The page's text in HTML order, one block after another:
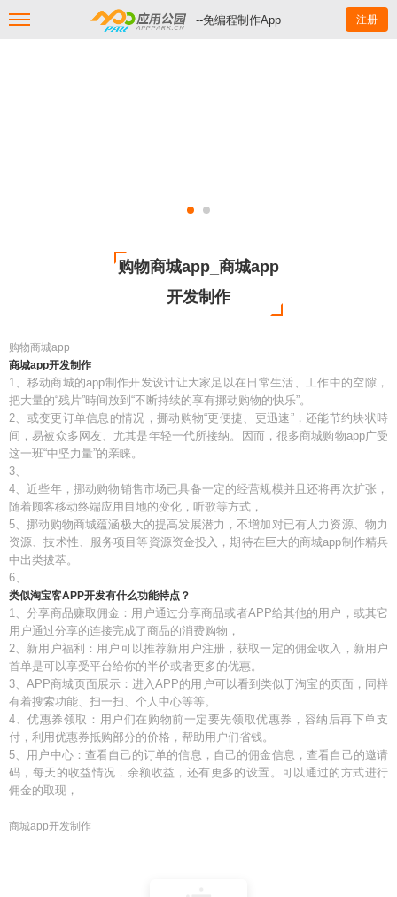
--免编程制作App 注册
购物商城app_商城app
开发制作
购物商城app
商城app开发制作
1、移动商城的app制作开发设计让大家足以在日常生活、工作中的空隙，
把大量的“残片”時间放到“不断持续的享有挪动购物的快乐”。
2、或变更订单信息的情况，挪动购物“更便捷、更迅速”，还能节约块状時
间，易被众多网友、尤其是年轻一代所接纳。因而，很多商城购物app广受
这一班“中坚力量”的亲睐。
3、
4、近些年，挪动购物销售市场已具备一定的经营规模并且还将再次扩张，
随着顾客移动终端应用目地的变化，听歌等方式，
5、挪动购物商城蕴涵极大的提高发展潜力，不增加对已有人力资源、物力
资源、技术性、服务项目等資源资金投入，期待在巨大的商城app制作精兵
中出类拔萃。
6、
类似淘宝客APP开发有什么功能特点？
1、分享商品赚取佣金：用户通过分享商品或者APP给其他的用户，或其它
用户通过分享的连接完成了商品的消费购物，
2、新用户福利：用户可以推荐新用户注册，获取一定的佣金收入，新用户
首单是可以享受平台给你的半价或者更多的优惠。
3、APP商城页面展示：进入APP的用户可以看到类似于淘宝的页面，同样
有着搜索功能、扫一扫、个人中心等等。
4、优惠券领取：用户们在购物前一定要先领取优惠券，容纳后再下单支
付，利用优惠券抵购部分的价格，帮助用户们省钱。
5、用户中心：查看自己的订单的信息，自己的佣金信息，查看自己的邀请
码，每天的收益情况，余额收益，还有更多的设置。可以通过的方式进行
佣金的取现，
商城app开发制作